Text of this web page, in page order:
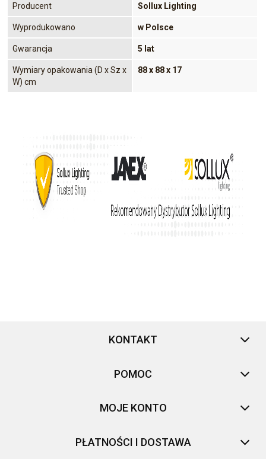
Producent Sollux Lighting
Wyprodukowano w Polsce
Gwarancja 5 lat
Wymiary opakowania (D x Sz x
W) cm
88 x 88 x 17
KONTAKT
POMOC
MOJE KONTO
PŁATNOŚCI I DOSTAWA